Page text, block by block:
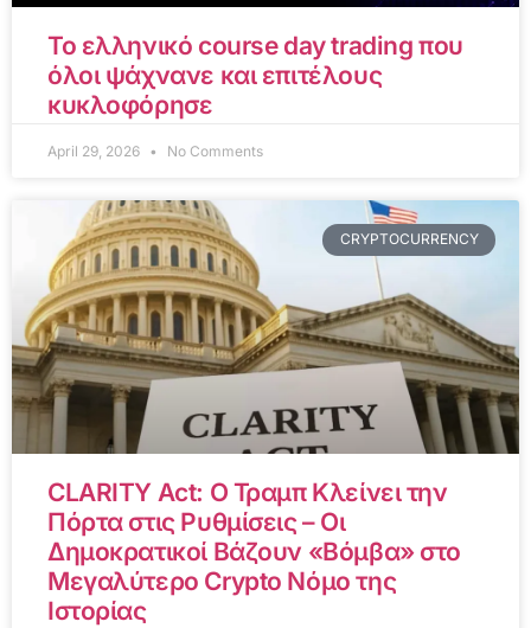
Το ελληνικό course day trading που
όλοι ψάχνανε και επιτέλους
κυκλοφόρησε
April 29, 2026 No Comments
CRYPTOCURRENCY
CLARITY Act: Ο Τραμπ Κλείνει την
Πόρτα στις Ρυθμίσεις – Οι
Δημοκρατικοί Βάζουν «Βόμβα» στο
Μεγαλύτερο Crypto Νόμο της
Ιστορίας